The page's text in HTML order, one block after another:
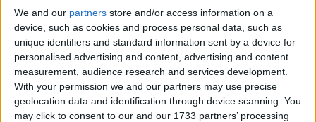
We and our partners store and/or access information on a
device, such as cookies and process personal data, such as
unique identifiers and standard information sent by a device for
personalised advertising and content, advertising and content
measurement, audience research and services development.
With your permission we and our partners may use precise
geolocation data and identification through device scanning. You
may click to consent to our and our 1733 partners’ processing
Attendu à Paris, Me Mahamoud a
retbroussé le chemin pour rencontrer un
diplomate iranien
23 octobre 2023 Laredaction À la une 0